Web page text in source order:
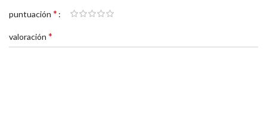
puntuación *
valoración *